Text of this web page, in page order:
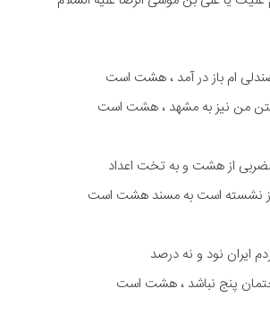
ام باز در آمد ، هشت است
من نیز به مشهد ، هشت است
از هشت و به تخت اعداد
نشسته است به مسند هشت است
ایران نود و نه درصد
پنج نباشد ، هشت است